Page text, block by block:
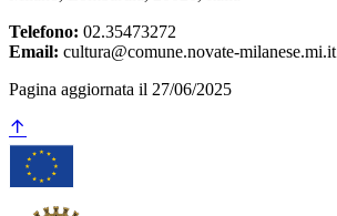
Telefono: 02.35473272
Email: cultura@comune.novate-milanese.mi.it
Pagina aggiornata il 27/06/2025